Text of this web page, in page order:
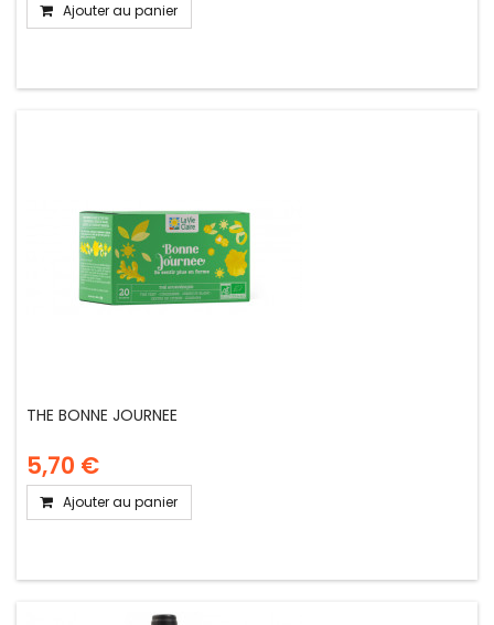
Ajouter au panier
THE BONNE JOURNEE
5,70 €
Ajouter au panier